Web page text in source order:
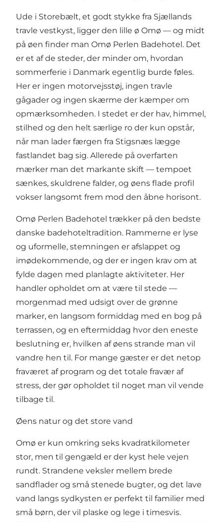
Ude i Storebælt, et godt stykke fra Sjællands
travle vestkyst, ligger den lille ø Omø — og midt
på øen finder man Omø Perlen Badehotel. Det
er et af de steder, der minder om, hvordan
sommerferie i Danmark egentlig burde føles.
Her er ingen motorvejsstøj, ingen travle
gågader og ingen skærme der kæmper om
opmærksomheden. I stedet er der hav, himmel,
stilhed og den helt særlige ro der kun opstår,
når man lader færgen fra Stigsnæs lægge
fastlandet bag sig. Allerede på overfarten
mærker man det markante skift — tempoet
sænkes, skuldrene falder, og øens flade profil
vokser langsomt frem mod den åbne horisont.
Omø Perlen Badehotel trækker på den bedste
danske badehoteltradition. Rammerne er lyse
og uformelle, stemningen er afslappet og
imødekommende, og der er ingen krav om at
fylde dagen med planlagte aktiviteter. Her
handler opholdet om at være til stede —
morgenmad med udsigt over de grønne
marker, en langsom formiddag med en bog på
terrassen, og en eftermiddag hvor den eneste
beslutning er, hvilken af øens strande man vil
vandre hen til. For mange gæster er det netop
fraværet af program og det totale fravær af
stress, der gør opholdet til noget man vil vende
tilbage til.
Øens natur og det store vand
Omø er kun omkring seks kvadratkilometer
stor, men til gengæld er der kyst hele vejen
rundt. Strandene veksler mellem brede
sandflader og små stenede bugter, og det lave
vand langs sydkysten er perfekt til familier med
små børn, der vil plaske og lege i timesvis.